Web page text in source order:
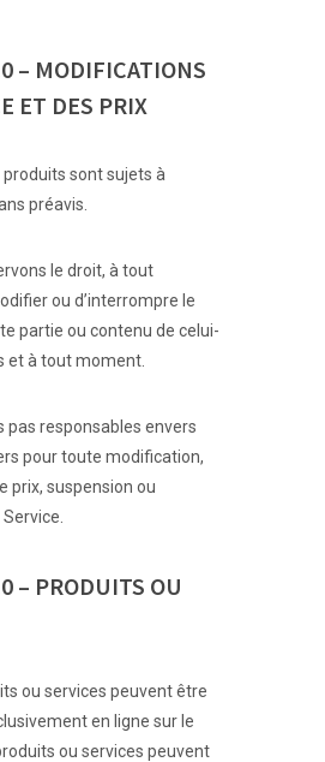
– MODIFICATIONS
ET DES PRIX
produits sont sujets à
préavis.
le droit, à tout
ou d’interrompre le
partie ou contenu de celui-
et à tout moment.
pas responsables envers
pour toute modification,
prix, suspension ou
– PRODUITS OU
ou services peuvent être
en ligne sur le
ou services peuvent